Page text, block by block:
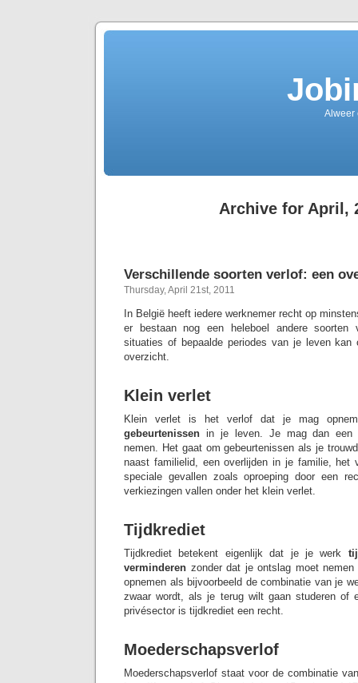
Alweer
Archive for April,
Verschillende soorten verlof: een
Thursday, April 21st, 2011
In België heeft iedere werknemer recht op
er bestaan nog een heleboel andere
situaties of bepaalde periodes van je leven kan
overzicht.
Klein verlet
Klein verlet is het verlof dat je mag
gebeurtenissen in je leven. Je mag dan een
nemen. Het gaat om gebeurtenissen als je
naast familielid, een overlijden in je familie,
speciale gevallen zoals oproeping door een
verkiezingen vallen onder het klein verlet.
Tijdkrediet
Tijdkrediet betekent eigenlijk dat je je werk
verminderen zonder dat je ontslag moet
opnemen als bijvoorbeeld de combinatie van je
zwaar wordt, als je terug wilt gaan studeren of
privésector is tijdkrediet een recht.
Moederschapsverlof
Moederschapsverlof staat voor de combinatie van